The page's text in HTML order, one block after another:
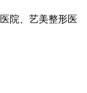
院、艺美整形医